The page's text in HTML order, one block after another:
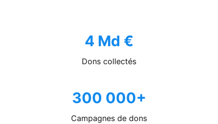
4 Md €
Dons collectés
300 000+
Campagnes de dons